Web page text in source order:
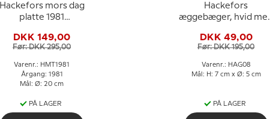
Hackefors mors dag
platte 1981
DKK 149,00
Før: DKK 295,00
Varenr.: HMT1981
Årgang: 1981
Mål: Ø: 20 cm
PÅ LAGER
Hackefors
æggebæger, hvid
blomst
DKK 49,00
Før: DKK 195,00
Varenr.: HAG08
Mål: H: 7 cm x Ø: 5 cm
PÅ LAGER